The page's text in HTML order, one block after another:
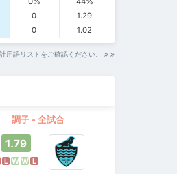
0
1.29
0 1.02
用語リストをご確認ください。
調子 - 全試合
1.79
L W W L